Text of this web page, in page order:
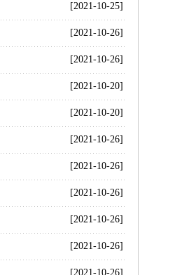
[2021-10-25]
[2021-10-26]
[2021-10-26]
[2021-10-20]
[2021-10-20]
[2021-10-26]
[2021-10-26]
[2021-10-26]
[2021-10-26]
[2021-10-26]
[2021-10-26]